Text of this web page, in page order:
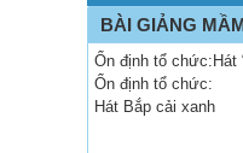
BÀI GIẢNG
Ổn định tổ chức:Hát
Ổn định tổ chức:
Hát Bắp cải xanh